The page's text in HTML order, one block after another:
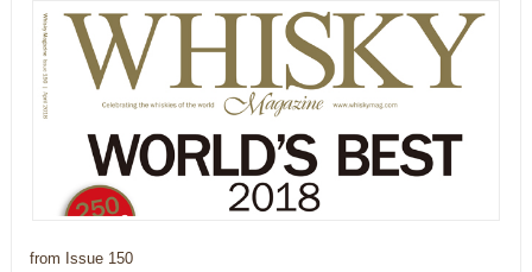
from Issue 150